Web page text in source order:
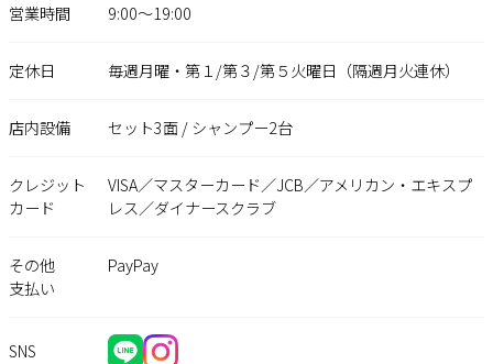
営業時間 9:00〜19:00
定休日 毎週月曜・第１/第３/第５火曜日（隔週月火連休）
店内設備 セット3面 / シャンプー2台
クレジット
カード
VISA／マスターカード／JCB／アメリカン・エキスプ
レス／ダイナースクラブ
その他
支払い
PayPay
SNS